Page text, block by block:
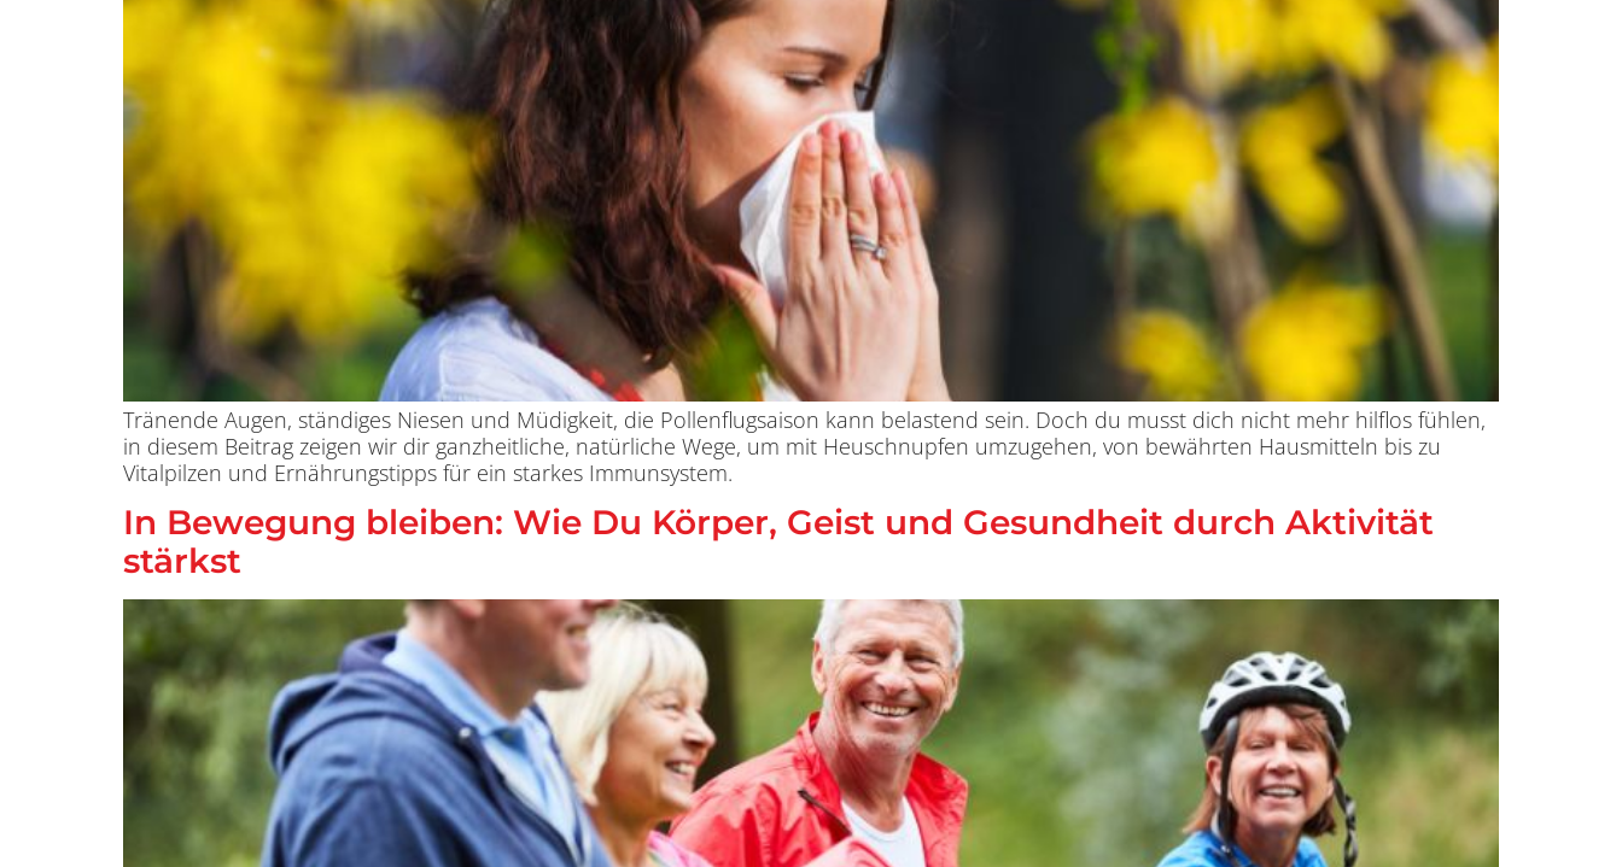
Tränende Augen, ständiges Niesen und Müdigkeit, die Pollenflugsaison kann belastend sein. Doch du musst dich nicht mehr hilflos fühlen,
in diesem Beitrag zeigen wir dir ganzheitliche, natürliche Wege, um mit Heuschnupfen umzugehen, von bewährten Hausmitteln bis zu
Vitalpilzen und Ernährungstipps für ein starkes Immunsystem.
In Bewegung bleiben: Wie Du Körper, Geist und Gesundheit durch Aktivität
stärkst